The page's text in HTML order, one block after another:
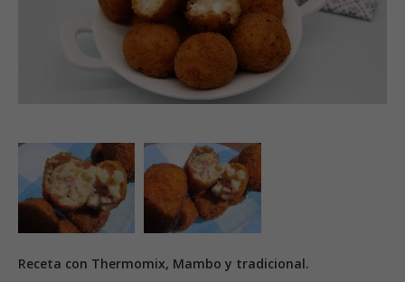
Receta con Thermomix, Mambo y tradicional.